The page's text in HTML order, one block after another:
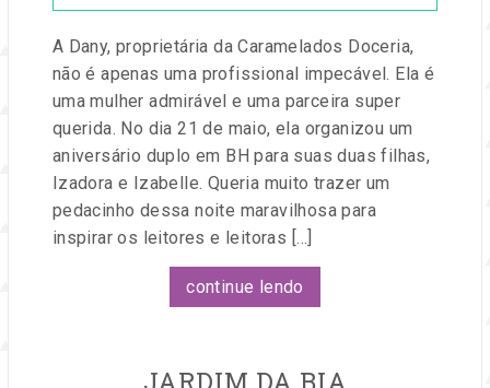
A Dany, proprietária da Caramelados Doceria,
não é apenas uma profissional impecável. Ela é
uma mulher admirável e uma parceira super
querida. No dia 21 de maio, ela organizou um
aniversário duplo em BH para suas duas filhas,
Izadora e Izabelle. Queria muito trazer um
pedacinho dessa noite maravilhosa para
inspirar os leitores e leitoras […]
continue lendo
JARDIM DA BIA